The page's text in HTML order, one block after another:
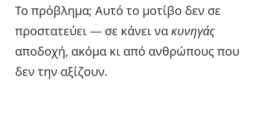
Το πρόβλημα; Αυτό το μοτίβο δεν σε
προστατεύει — σε κάνει νακυνηγάς
αποδοχή, ακόμα κι από ανθρώπους που
δεν την αξίζουν.